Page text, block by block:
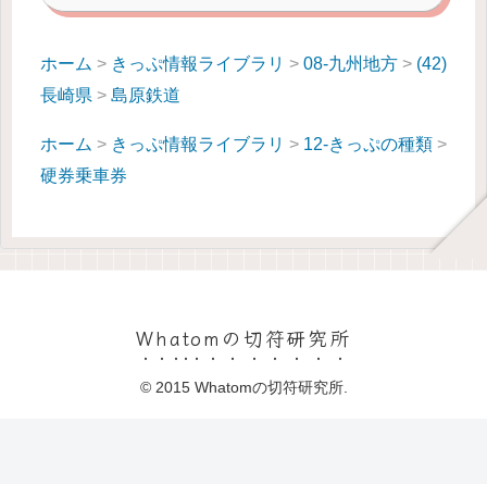
ホーム > きっぷ情報ライブラリ > 08-九州地方 > (42)
長崎県 > 島原鉄道
ホーム > きっぷ情報ライブラリ > 12-きっぷの種類 >
硬券乗車券
Whatomの切符研究所
© 2015 Whatomの切符研究所.